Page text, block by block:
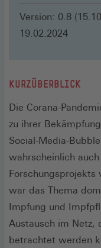
Version: 0.8
19.02.2024
KURZÜBERBLICK
Die Corana-
zu ihrer
Social-Media-
wahrscheinlich
Forschungsprojekts
war das Thema
Impfung und
Austausch im Netz,
betrachtet werden